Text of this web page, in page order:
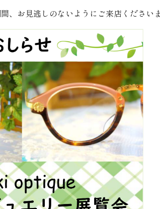
、お見逃しのないようにご来店ください